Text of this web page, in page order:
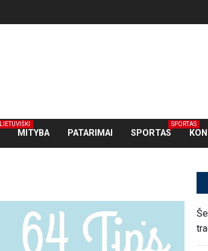
LIETUVIŠKI
MITYBA PATARIMAI SPORTAS
SPORTAS